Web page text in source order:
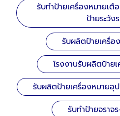
รับทำป้ายเครื่องหมายเตื
ป้ายระวัง
รับผลิตป้ายเครื่อ
โรงงานรับผลิตป้าย
รับผลิตป้ายเครื่องหมาย
รับทำป้ายจราจ